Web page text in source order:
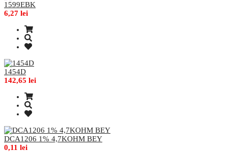
1599EBK
6,27 lei
1454D
142,65 lei
DCA1206 1% 4,7KOHM BEY
0,11 lei